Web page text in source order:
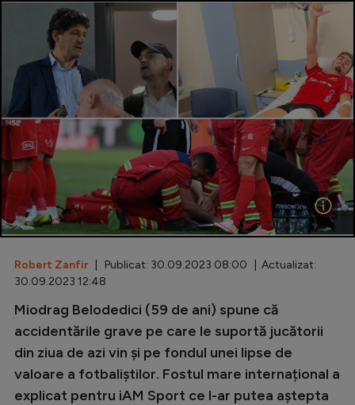
Liga 2
Cupa României
Echipa Națională
U21
Fotbal feminin
Special
Diverse
Inedit
Champions League
Europa League
Conference League
Robert Zanfir | Publicat: 30.09.2023 08:00 | Actualizat:
30.09.2023 12:48
Miodrag Belodedici (59 de ani) spune că
accidentările grave pe care le suportă jucătorii
din ziua de azi vin și pe fondul unei lipse de
valoare a fotbaliștilor. Fostul mare internațional a
explicat pentru iAM Sport ce l-ar putea aștepta